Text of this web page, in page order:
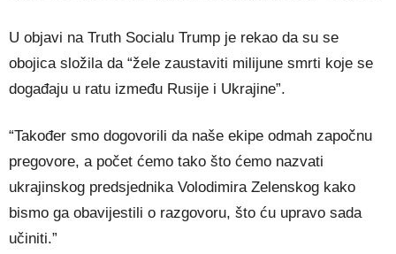
U objavi na Truth Socialu Trump je rekao da su se
obojica složila da “žele zaustaviti milijune smrti koje se
događaju u ratu između Rusije i Ukrajine”.
“Također smo dogovorili da naše ekipe odmah započnu
pregovore, a počet ćemo tako što ćemo nazvati
ukrajinskog predsjednika Volodimira Zelenskog kako
bismo ga obavijestili o razgovoru, što ću upravo sada
učiniti.”